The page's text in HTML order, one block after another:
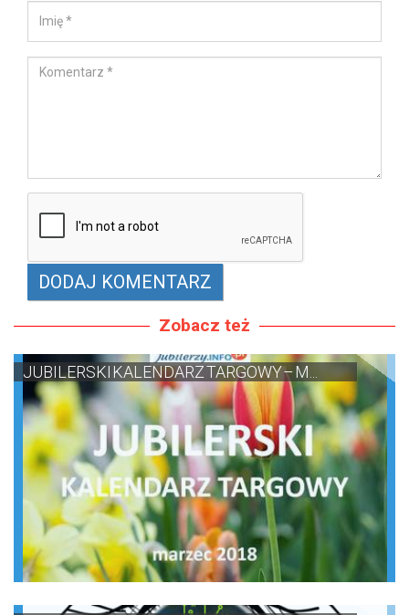
Zobacz też
JUBILERSKI KALENDARZ TARGOWY – M...